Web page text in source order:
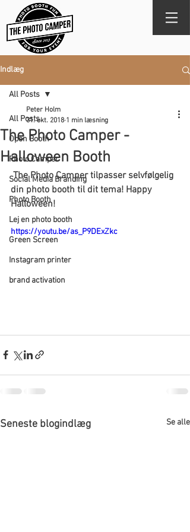
Indlæg
All Posts
Open Booth
Photo Camper
Social Media Branding
Photo Booth
Lej en photo booth
Green Screen
Instagram printer
brand activation
All Posts
The Photo Camper -
Halloween Booth
Peter Holm
31. okt. 2018 1 min læsning
The Photo Camper tilpasser selvfølgelig
din photo booth til dit tema! Happy
Halloween!
https://youtu.be/as_P9DExZkc
Seneste blogindlæg Se alle